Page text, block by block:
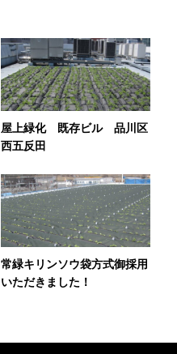
屋上緑化 既存ビル 品川区
西五反田
常緑キリンソウ袋方式御採用
いただきました！